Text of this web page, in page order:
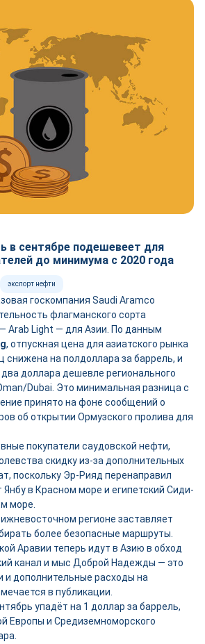
в сентябре подешевеет для
до минимума с 2020 года
экспорт нефти
госкомпания Saudi Aramco
флагманского сорта
Arab Light — для Азии. По данным
, отпускная цена для азиатского рынка
на полдоллара за баррель, и
доллара дешевле регионального
Dubai. Это минимальная разница с
принято на фоне сообщений о
об открытии Ормузского пролива для
покупатели саудовской нефти,
скидку из-за дополнительных
поскольку Эр-Рияд перенаправил
Янбу в Красном море и египетский Сиди-
море.
регионе заставляет
более безопасные маршруты.
Аравии теперь идут в Азию в обход
канал и мыс Доброй Надежды — это
и дополнительные расходы на
в публикации.
упадёт на 1 доллар за баррель,
Европы и Средиземноморского